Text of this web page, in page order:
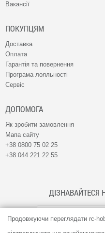
Продовжуючи переглядати rc-
Вакансії
ПОКУПЦЯМ
Доставка
Оплата
Гарантія та повернення
Програма лояльності
Сервіс
ДОПОМОГА
Як зробити замовлення
Мапа сайту
+38 0800 75 02 25
+38 044 221 22 55